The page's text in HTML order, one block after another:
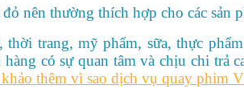
nên thường thích hợp cho các
trang, mỹ phẩm, sữa, thực
có sự quan tâm và chịu chi
thêm vì sao dịch vụ quay phim